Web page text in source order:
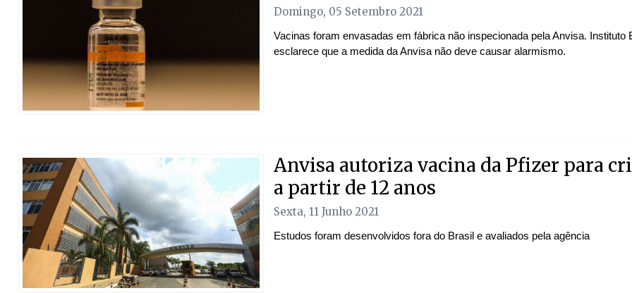
Domingo, 05 Setembro 2021
Vacinas foram envasadas em fábrica não inspecionada pela Anvisa. Instituto
esclarece que a medida da Anvisa não deve causar alarmismo.
Anvisa autoriza vacina da Pfizer para
a partir de 12 anos
Sexta, 11 Junho 2021
Estudos foram desenvolvidos fora do Brasil e avaliados pela agência